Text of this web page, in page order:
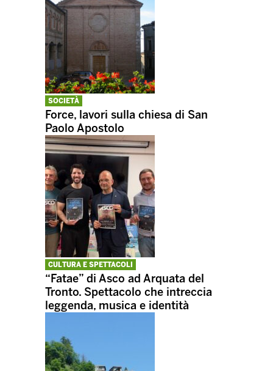
SOCIETÀ
Force, lavori sulla chiesa di San
Paolo Apostolo
CULTURA E SPETTACOLI
“Fatae” di Asco ad Arquata del
Tronto. Spettacolo che intreccia
leggenda, musica e identità